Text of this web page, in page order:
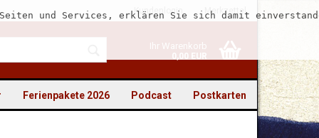
Kundenlogin Merkzettel
Ihr Warenkorb
0,00 EUR
und Services, erklären Sie sich damit
Postkarten
Podcast
Ferienpakete 2026